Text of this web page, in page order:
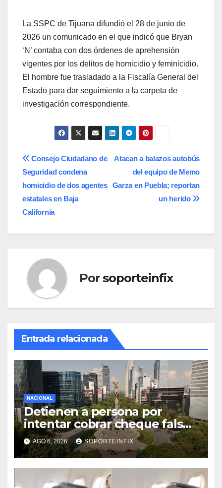
La SSPC de Tijuana difundió el 28 de junio de
2026 un comunicado en el que indicó que Bryan
‘N’ contaba con dos órdenes de aprehensión
vigentes por los delitos de homicidio y feminicidio.
El hombre fue trasladado a la Fiscalía General del
Estado para dar seguimiento a la carpeta de
investigación correspondiente.
Navegación
de
entradas
Atacan a balazos autobús
del equipo de Memo
Garza en Puebla; reportan
un herido
Consejo Ciudadano de
Seguridad condena
homicidio de dos agentes
estatales en Baja
California
Porsoporteinfix
Entrada relacionada
NACIONAL
Detienen a persona por
intentar cobrar cheque falso
de 420,000 pesos en CDMX
AGO 6, 2026 SOPORTEINFIX